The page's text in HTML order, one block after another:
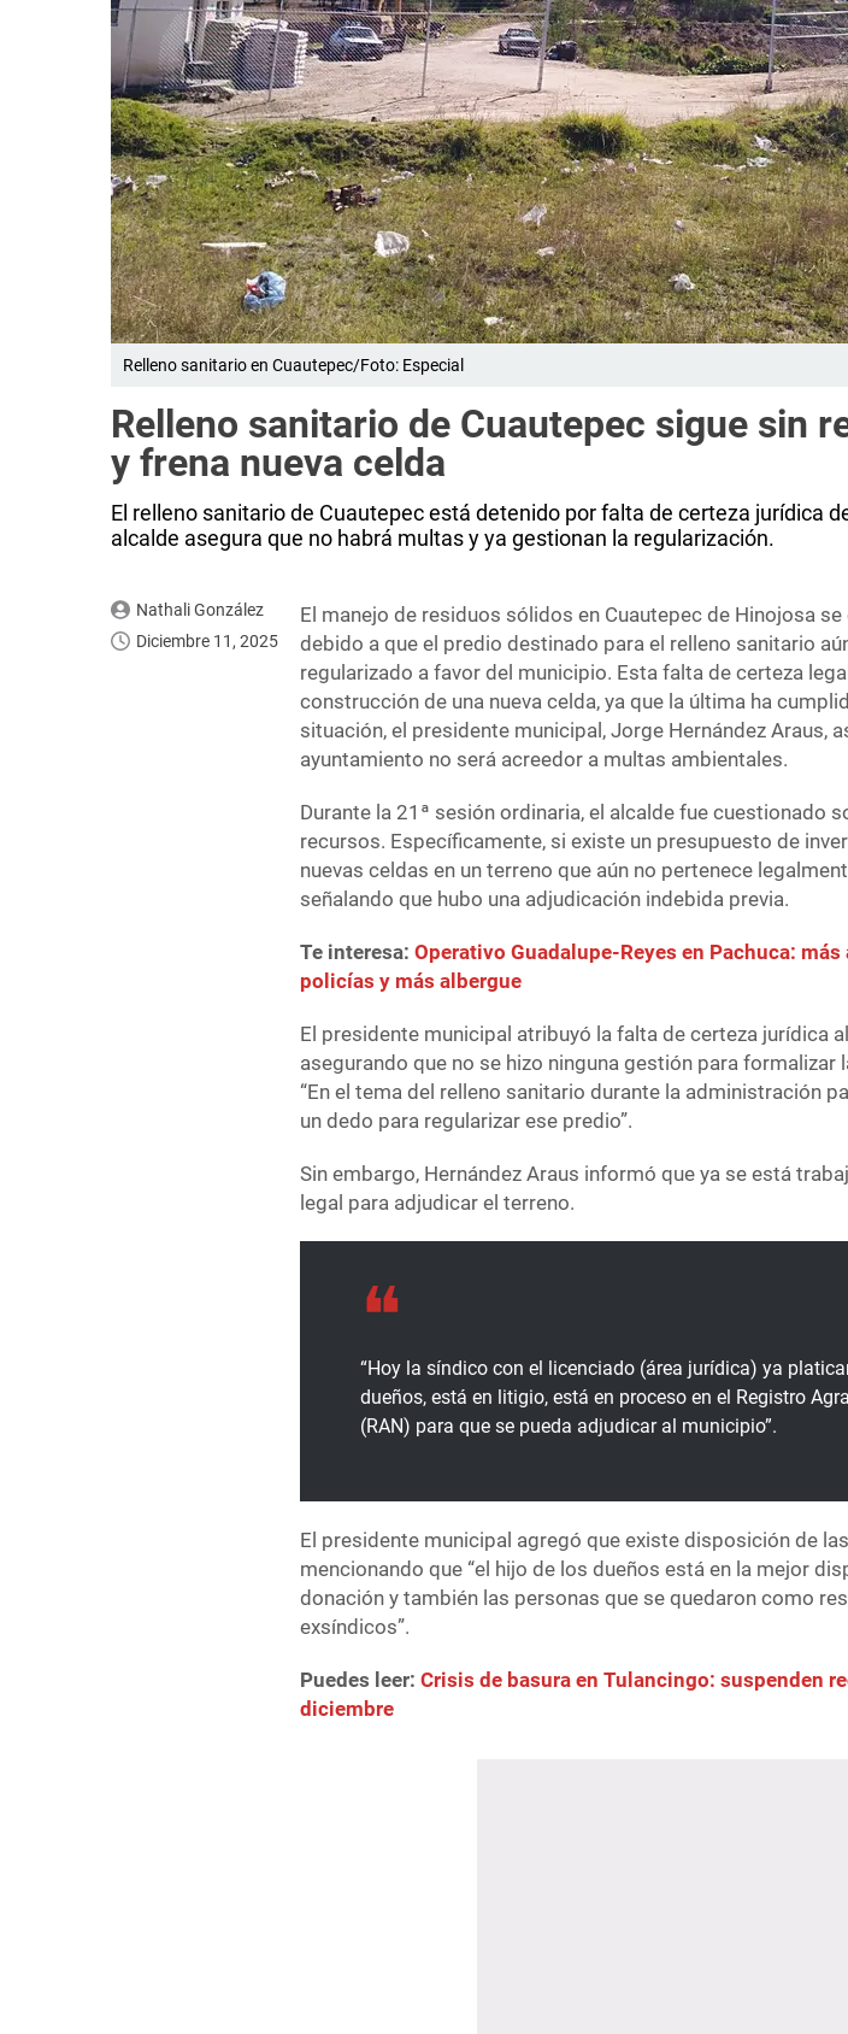
Relleno sanitario en Cuautepec/Foto: Especial
Relleno sanitario de Cuautepec sigue sin
y frena nueva celda
El relleno sanitario de Cuautepec está detenido por falta de certeza jurídica
alcalde asegura que no habrá multas y ya gestionan la regularización.
Nathali González
Diciembre 11, 2025
El manejo de residuos sólidos en Cuautepec de Hinojosa
debido a que el predio destinado para el relleno sanitario
regularizado a favor del municipio. Esta falta de certeza
construcción de una nueva celda, ya que la última ha
situación, el presidente municipal, Jorge Hernández Araus,
ayuntamiento no será acreedor a multas ambientales.
Durante la 21ª sesión ordinaria, el alcalde fue cuestionado
recursos. Específicamente, si existe un presupuesto de
nuevas celdas en un terreno que aún no pertenece
señalando que hubo una adjudicación indebida previa.
Te interesa:Operativo Guadalupe-Reyes en Pachuca:
policías y más albergue
El presidente municipal atribuyó la falta de certeza jurídica
asegurando que no se hizo ninguna gestión para formalizar
“En el tema del relleno sanitario durante la administración
un dedo para regularizar ese predio”.
Sin embargo, Hernández Araus informó que ya se está
legal para adjudicar el terreno.
“Hoy la síndico con el licenciado (área jurídica) ya
dueños, está en litigio, está en proceso en el Registro
(RAN) para que se pueda adjudicar al municipio”.
El presidente municipal agregó que existe disposición de
mencionando que “el hijo de los dueños está en la mejor
donación y también las personas que se quedaron como
exsíndicos”.
Puedes leer:Crisis de basura en Tulancingo: suspenden
diciembre